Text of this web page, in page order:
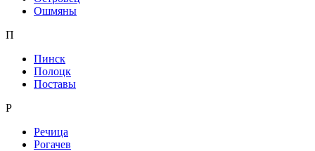
Ошмяны
П
Пинск
Полоцк
Поставы
Р
Речица
Рогачев